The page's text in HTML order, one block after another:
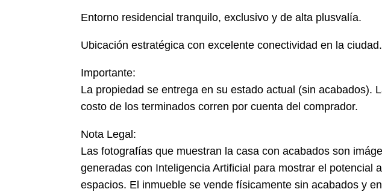
Entorno residencial tranquilo, exclusivo y de alta plusvalía.
Ubicación estratégica con excelente conectividad en la ciudad.
Importante:
La propiedad se entrega en su estado actual (sin acabados).
costo de los terminados corren por cuenta del comprador.
Nota Legal:
Las fotografías que muestran la casa con acabados son
generadas con Inteligencia Artificial para mostrar el potencial
espacios. El inmueble se vende físicamente sin acabados y